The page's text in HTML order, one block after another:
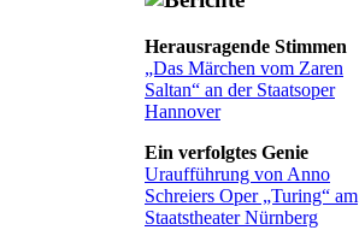
Herausragende Stimmen
„Das Märchen vom Zaren
Saltan“ an der Staatsoper
Hannover
Ein verfolgtes Genie
Uraufführung von Anno
Schreiers Oper „Turing“ am
Staatstheater Nürnberg